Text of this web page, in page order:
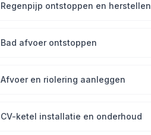
Regenpijp ontstoppen en herstellen
Bad afvoer ontstoppen
Afvoer en riolering aanleggen
CV-ketel installatie en onderhoud